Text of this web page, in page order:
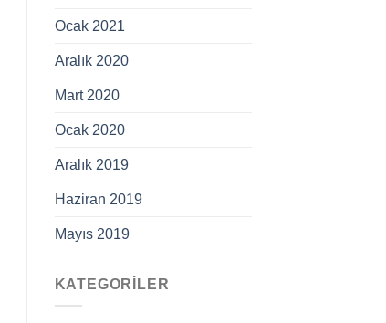
Ocak 2021
Aralık 2020
Mart 2020
Ocak 2020
Aralık 2019
Haziran 2019
Mayıs 2019
KATEGORILER